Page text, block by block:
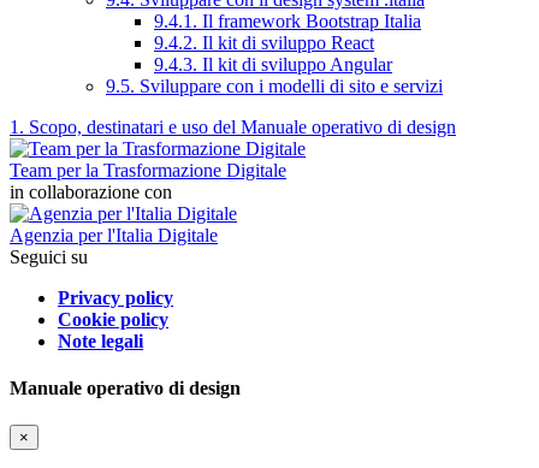
9.4.1. Il framework Bootstrap Italia
9.4.2. Il kit di sviluppo React
9.4.3. Il kit di sviluppo Angular
9.5. Sviluppare con i modelli di sito e servizi
1. Scopo, destinatari e uso del Manuale operativo di design
Team per la Trasformazione Digitale
in collaborazione con
Agenzia per l'Italia Digitale
Seguici su
Privacy policy
Cookie policy
Note legali
Manuale operativo di design
×